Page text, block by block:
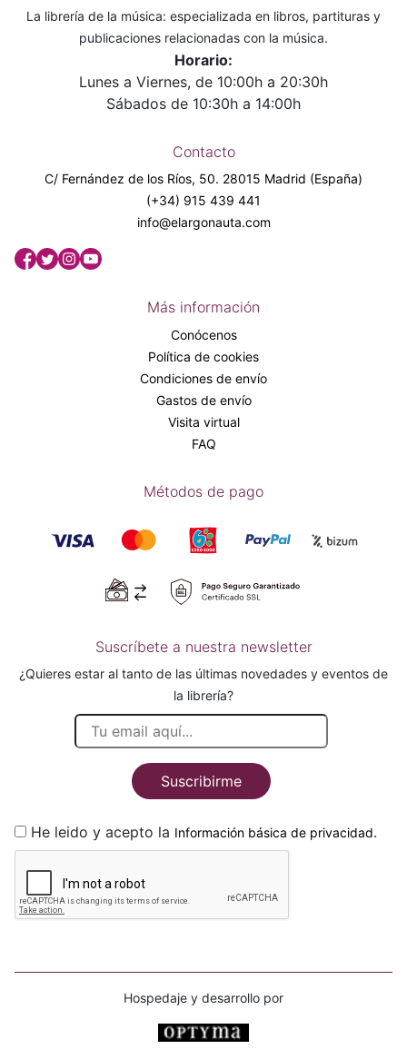
La librería de la música: especializada en libros, partituras y
publicaciones relacionadas con la música.
Horario:
Lunes a Viernes, de 10:00h a 20:30h
Sábados de 10:30h a 14:00h
Contacto
C/ Fernández de los Ríos, 50. 28015 Madrid (España)
(+34) 915 439 441
info@elargonauta.com
Más información
Conócenos
Política de cookies
Condiciones de envío
Gastos de envío
Visita virtual
FAQ
Métodos de pago
Suscríbete a nuestra newsletter
¿Quieres estar al tanto de las últimas novedades y eventos de
la librería?
Suscribirme
He leido y acepto la Información básica de privacidad.
Hospedaje y desarrollo por